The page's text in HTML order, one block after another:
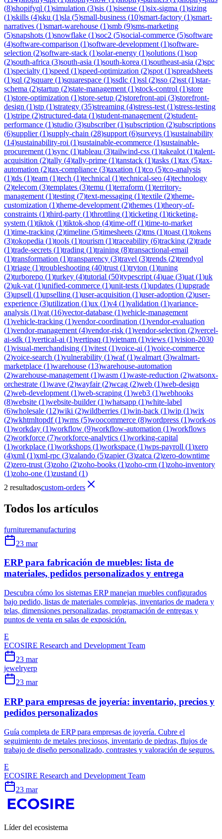
(8)shopifyql (1)simulation (3)sis (1)sisense (1)six-sigma (1)sizing
(1)skills (4)sku (1)sla (5)small-business (10)smart-factory (1)smart-
narratives (1)smart-warehouse (1)smb (9)sms-marketing
(5)snapshots (1)snowflake (1)soc2 (5)social-commerce (5)software
(4)software-comparison (1)software-development (1)software-
selection (2)software-stack (1)solar-energy (1)solutions (1)sop
(2)south-africa (3)south-asia (1)south-korea (1)southeast-asia (2)spc
(1)specialty (1)speed (1)speed-optimization (2)spot (1)spreadsheets
(1)sql (2)square (1)squarespace (1)ssdlc (1)ssl (2)sso (2)sst (1)star-
schema (2)startup (2)state-management (1)stock-control (1)store
(1)store-optimization (1)store-setup (2)storefront-api (3)storefront-
design (1)stp (1)strategy (35)streaming (4)stress-test (1)stress-testing
(1)stripe (2)structured-data (1)student-management (2)student-
performance (1)studio (3)subscriber(1)subscription (2)subscriptions
(6)supplier(1)supply-chain (28)support (6)surveys (1)sustainability
(14)sustainability-roi (1)sustainable-ecommerce (1)sustainable-
procurement (1)sync (1)tableau (3)tailwind-css (1)takealot (1)talent-
acquisition (2)tally (4)tally-prime (1)tanstack (1)tasks (1)tax (5)tax-
automation (2)tax-compliance (3)taxation (1)tco (5)tco-analysis
(1)tds (1)team (1)tech (1)technical (1)technical-seo (4)technology
(2)telecom (3)templates (3)temu (1)terraform (1)territory-
management (1)testing (7)text-messaging (1)textile (2)theme-
customization (1)theme-development (2)themes (1)theory-of-
constraints (1)third-party (1)throttling (1)ticketing (1)ticketing-
system (1)tiktok (1)tiktok-shop (4)time-off(1)time-to-market
(1)time-tracking (2)timeline (5)timesheets (2)tms (1)toast (1)tokens
(3)tokopedia (1)tools (1)tourism (1)traceability (6)tracking (2)trade
(1)trade-secrets (1)trading (1)training (8)transactional-email
(1)transformation (1)transparency (3)travel (3)trends (2)trendyol
(1)triage (1)troubleshooting (40)trust (1)tryton (1)tuning
(2)turborepo (1)turkey (4)tutorial (50)typescript (4)uae (3)uat (1)uk
(2)uk-vat (1)unified-commerce (1)unit-tests (1)updates (1)upgrade
(3)upsell (1)upselling (1)user-acquisition (1)user-adoption (2)user-
experience (3)utilization (1)ux (1)v4 (1)validation (1)variance-
analysis (1)vat (16)vector-database (1)vehicle-management
(1)vehicle-tracking (1)vendor-coordination (1)vendor-evaluation
(1)vendor-management (4)vendor-risk (1)vendor-selection (2)vercel-
ai-sdk (1)vertical-ai (1)vertipaq (1)vietnam (1)views (1)vision-2030
(1)visual-merchandising (1)vitest (1)voice-ai (1)voice-commerce
(2)voice-search (1)vulnerability (1)waf(1)walmart (3)walmart-
marketplace (1)warehouse (13)warehouse-automation
(2)warehouse-management (1)wasm (1)waste-reduction (2)watsonx-
orchestrate (1)wave (2)wayfair(2)wcag (2)web (1)web-design
(2)web-development (1)web-scraping (1)web3 (1)webhooks
(8)website (1)website-builder(1)whatsapp (1)white-label
(6)wholesale (12)wiki (2)wildberries (1)win-back (1)wip (1)wix
(2)wkhtmltopdf(1)wms (5)woocommerce (8)wordpress (1)work-os
(1)workday (1)workflow (9)workflow-automation (1)workflows
(2)workforce (7)workforce-analytics (1)working-capital
(1)workplace (1)workshops (1)workspace (1)wps-payroll (1)xero
(4)xml (1)xml-rpc (3)zalando (5)zapier(3)zatca (2)zero-downtime
(2)zero-trust (3)zoho (2)zoho-books (1)zoho-crm (1)zoho-inventory
(1)zoho-one (1)zustand (1)
2 resultadoscustom-orders
Todos los artículos
furnituremanufacturing
23 mar
ERP para fabricación de muebles: lista de
materiales, pedidos personalizados y entrega
Descubra cómo los sistemas ERP manejan muebles configurados
bajo pedido, listas de materiales complejas, inventarios de madera y
telas, dimensiones personalizadas, programación de entregas y
puntos de venta en salas de exposición.
E
ECOSIRE Research and Development Team
23 mar
jewelryerp
23 mar
ERP para empresas de joyería: inventario, precios y
pedidos personalizados
Guía completa de ERP para empresas de joyería. Cubre el
seguimiento de metales preciosos, inventario de piedras, flujos de
trabajo de diseño personalizado, contrastes y valoración de seguros.
E
ECOSIRE Research and Development Team
23 mar
Líder del ecosistema